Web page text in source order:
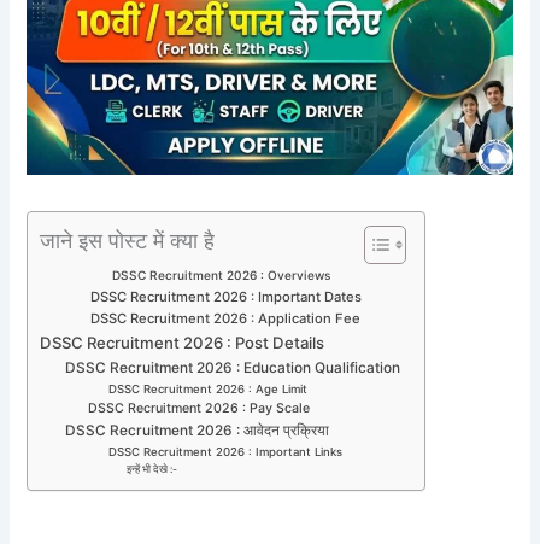
जाने इस पोस्ट में क्या है
DSSC Recruitment 2026 : Overviews
DSSC Recruitment 2026 : Important Dates
DSSC Recruitment 2026 : Application Fee
DSSC Recruitment 2026 : Post Details
DSSC Recruitment 2026 : Education Qualification
DSSC Recruitment 2026 : Age Limit
DSSC Recruitment 2026 : Pay Scale
DSSC Recruitment 2026 : आवेदन प्रक्रिया
DSSC Recruitment 2026 : Important Links
इन्हें भी देखे :-